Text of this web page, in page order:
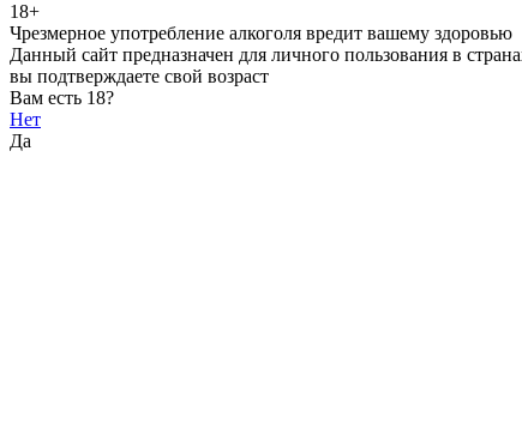
18+
Чрезмерное употребление алкоголя вредит вашему здоровью
Данный сайт предназначен для личного пользования в
вы подтверждаете свой возраст
Вам есть 18?
Нет
Да